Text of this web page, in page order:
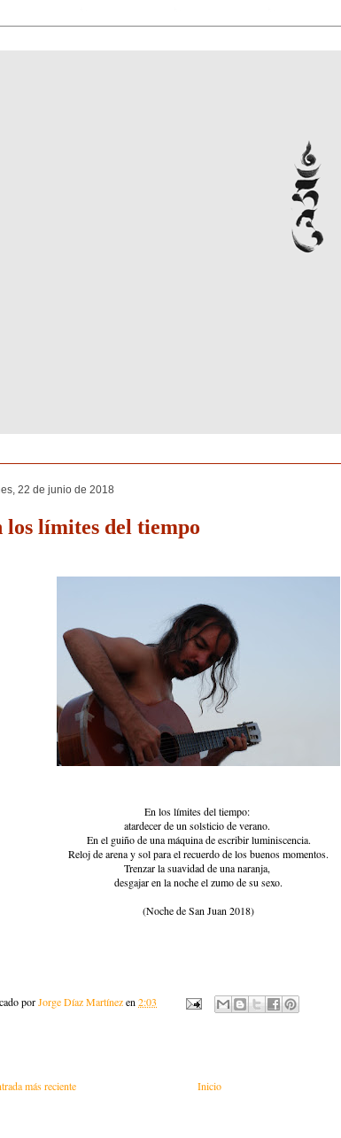
22 de junio de 2018
los límites del tiempo
En los límites del tiempo:
atardecer de un solsticio de verano.
En el guiño de una máquina de escribir luminiscencia.
Reloj de arena y sol para el recuerdo de los buenos momentos.
Trenzar la suavidad de una naranja,
desgajar en la noche el zumo de su sexo.
(Noche de San Juan 2018)
porJorge Díaz Martínezen 2:03
más reciente Inicio